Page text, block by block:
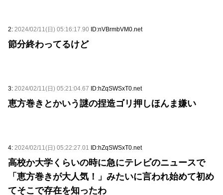
2: 2024/02/11(日) 05:16:17.90 ID:nVBrmbVM0.net
節分終わってるけど
3: 2024/02/11(日) 05:21:04.67 ID:hZqSWSxT0.net
恵方巻きとかいう謎の捏造ゴリ押しほんま嫌い
4: 2024/02/11(日) 05:22:27.01 ID:hZqSWSxT0.net
高校か大学くらいの時に急にテレビのニュースで
「恵方巻きが大人気！」みたいに言われ始めて初め
てそこで存在を知ったわ